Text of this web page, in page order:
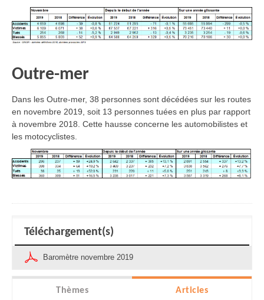
Outre-mer
Dans les Outre-mer, 38 personnes sont décédées sur les routes
en novembre 2019, soit 13 personnes tuées en plus par rapport
à novembre 2018. Cette hausse concerne les automobilistes et
les motocyclistes.
Téléchargement(s)
Baromètre novembre 2019
Thèmes Articles